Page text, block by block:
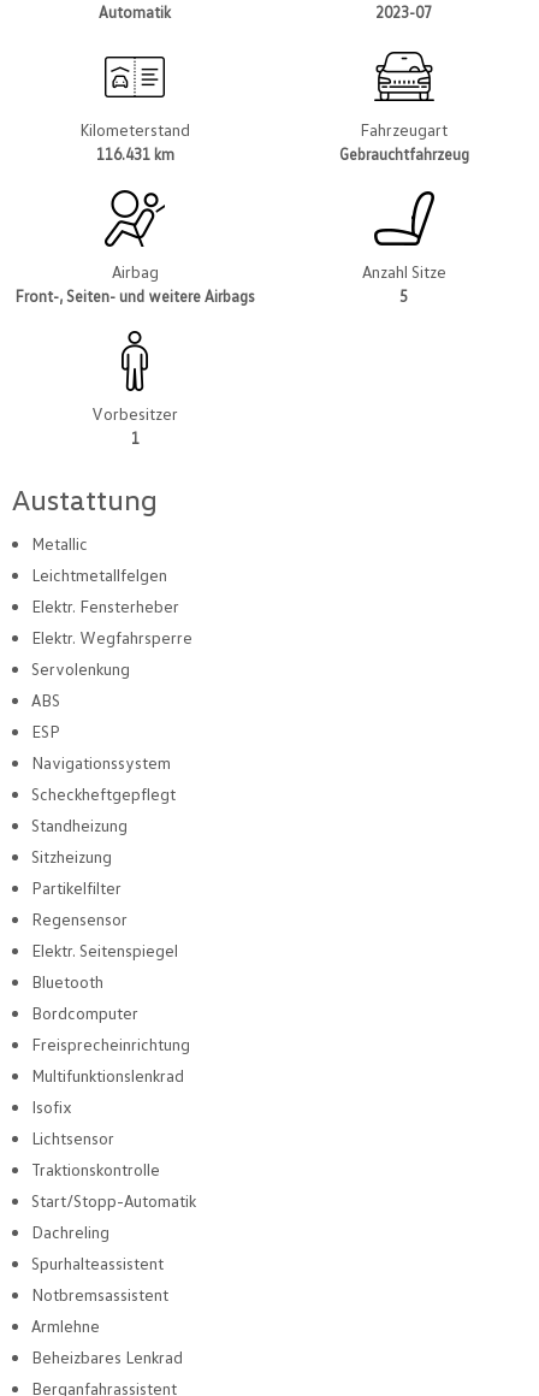
Automatik 2023-07
Kilometerstand
116.431 km
Fahrzeugart
Gebrauchtfahrzeug
Airbag
Front-, Seiten- und weitere Airbags
Anzahl Sitze
5
Vorbesitzer
1
Austattung
Metallic
Leichtmetallfelgen
Elektr. Fensterheber
Elektr. Wegfahrsperre
Servolenkung
ABS
ESP
Navigationssystem
Scheckheftgepflegt
Standheizung
Sitzheizung
Partikelfilter
Regensensor
Elektr. Seitenspiegel
Bluetooth
Bordcomputer
Freisprecheinrichtung
Multifunktionslenkrad
Isofix
Lichtsensor
Traktionskontrolle
Start/Stopp-Automatik
Dachreling
Spurhalteassistent
Notbremsassistent
Armlehne
Beheizbares Lenkrad
Berganfahrassistent